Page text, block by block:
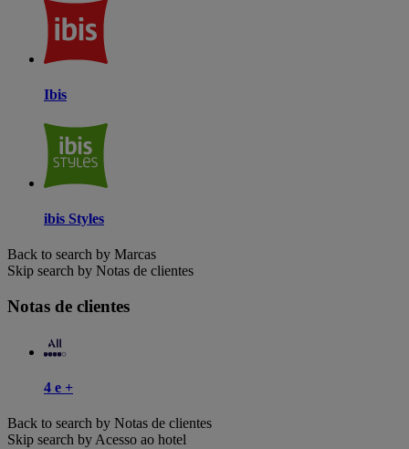
Ibis
ibis Styles
Back to search by Marcas
Skip search by Notas de clientes
Notas de clientes
4 e +
Back to search by Notas de clientes
Skip search by Acesso ao hotel